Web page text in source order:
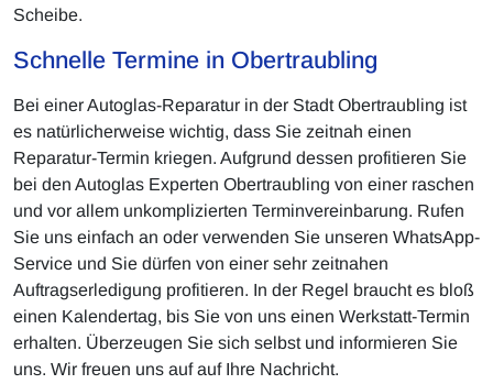
Scheibe.
Schnelle Termine in Obertraubling
Bei einer Autoglas-Reparatur in der Stadt Obertraubling ist
es natürlicherweise wichtig, dass Sie zeitnah einen
Reparatur-Termin kriegen. Aufgrund dessen profitieren Sie
bei den Autoglas Experten Obertraubling von einer raschen
und vor allem unkomplizierten Terminvereinbarung. Rufen
Sie uns einfach an oder verwenden Sie unseren WhatsApp-
Service und Sie dürfen von einer sehr zeitnahen
Auftragserledigung profitieren. In der Regel braucht es bloß
einen Kalendertag, bis Sie von uns einen Werkstatt-Termin
erhalten. Überzeugen Sie sich selbst und informieren Sie
uns. Wir freuen uns auf auf Ihre Nachricht.